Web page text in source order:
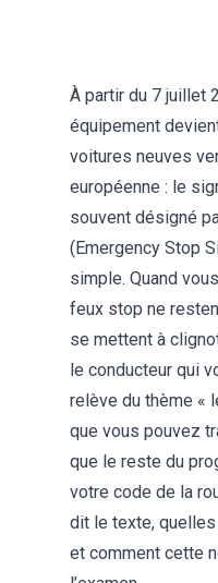
À partir du 7 juillet
équipement
voitures neuves
européenne : le
souvent désigné
(Emergency Stop
simple. Quand
feux stop ne
se mettent à
le conducteur qui
relève du thème «
que vous pouvez
que le reste du
votre code de la
dit le texte,
et comment cette